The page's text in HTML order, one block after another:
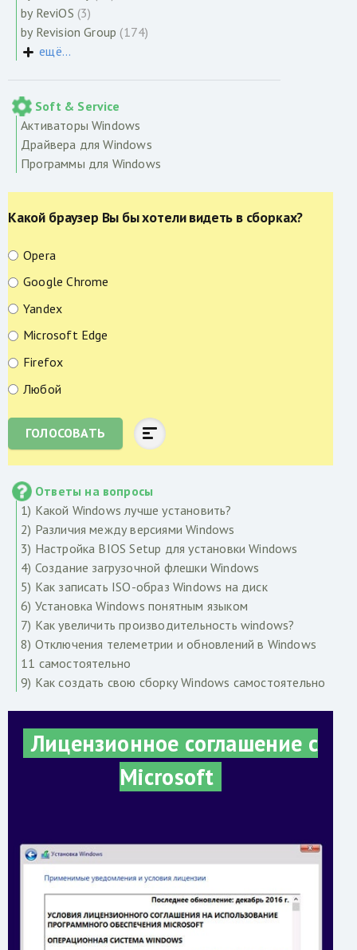
by ReviOS (3)
by Revision Group (174)
ещё...
Soft & Service
Активаторы Windows
Драйвера для Windows
Программы для Windows
Какой браузер Вы бы хотели видеть в сборках?
Opera
Google Chrome
Yandex
Microsoft Edge
Firefox
Любой
ГОЛОСОВАТЬ
Ответы на вопросы
1) Какой Windows лучше установить?
2) Различия между версиями Windows
3) Настройка BIOS Setup для установки Windows
4) Создание загрузочной флешки Windows
5) Как записать ISO-образ Windows на диск
6) Установка Windows понятным языком
7) Как увеличить производительность windows?
8) Отключения телеметрии и обновлений в Windows
11 самостоятельно
9) Как создать свою сборку Windows самостоятельно
Лицензионное соглашение с
Microsoft